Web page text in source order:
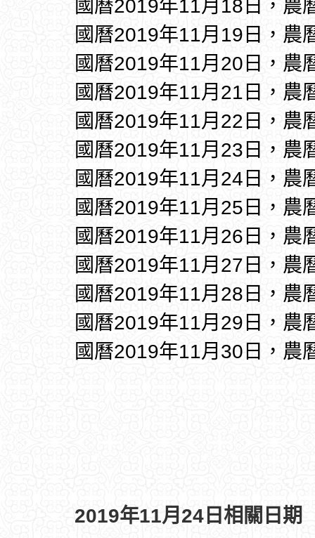
國曆2019年11月18日，農
國曆2019年11月19日，農
國曆2019年11月20日，農
國曆2019年11月21日，農
國曆2019年11月22日，農
國曆2019年11月23日，農
國曆2019年11月24日，農
國曆2019年11月25日，農
國曆2019年11月26日，農
國曆2019年11月27日，農
國曆2019年11月28日，農
國曆2019年11月29日，農
國曆2019年11月30日，農
2019年11月24日相關日期